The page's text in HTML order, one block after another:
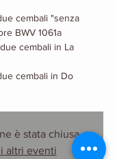
cembali "senza
BWV 1061a
cembali in La
cembali in Do
è stata chiusa
altri eventi